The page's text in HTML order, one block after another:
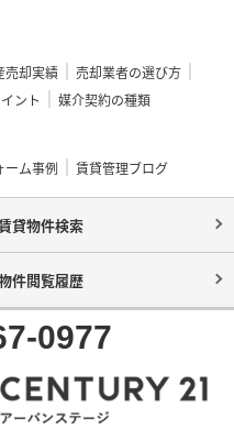
売却実績
売却業者の選び方
ント 媒介契約の種類
ーム事例 賃貸管理ブログ
貸物件検索
件閲覧履歴
0977